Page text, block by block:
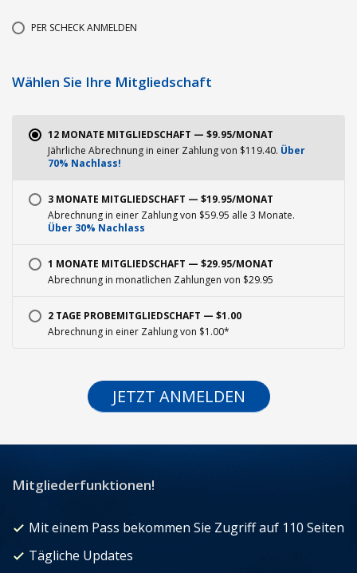
PER SCHECK ANMELDEN
Wählen Sie Ihre Mitgliedschaft
12 MONATE MITGLIEDSCHAFT — $9.95/MONAT
Jährliche Abrechnung in einer Zahlung von $119.40. Über
70% Nachlass!
3 MONATE MITGLIEDSCHAFT — $19.95/MONAT
Abrechnung in einer Zahlung von $59.95 alle 3 Monate.
Über 30% Nachlass
1 MONATE MITGLIEDSCHAFT — $29.95/MONAT
Abrechnung in monatlichen Zahlungen von $29.95
2 TAGE PROBEMITGLIEDSCHAFT — $1.00
Abrechnung in einer Zahlung von $1.00*
JETZT ANMELDEN
Mitgliederfunktionen!
Mit einem Pass bekommen Sie Zugriff auf 110 Seiten
Tägliche Updates